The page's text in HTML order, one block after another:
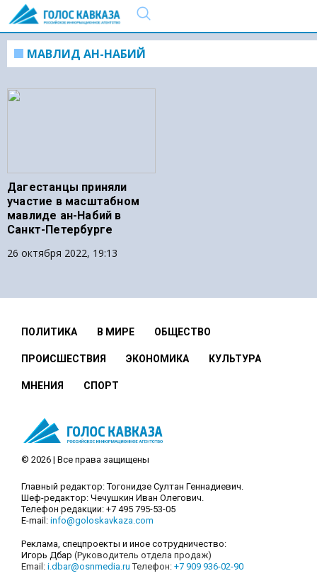
МАВЛИД АН-НАБИЙ
Дагестанцы приняли
участие в масштабном
мавлиде ан-Набий в
Санкт-Петербурге
26 октября 2022, 19:13
ПОЛИТИКА В МИРЕ ОБЩЕСТВО
ПРОИСШЕСТВИЯ ЭКОНОМИКА КУЛЬТУРА
МНЕНИЯ СПОРТ
© 2026 | Все права защищены
Главный редактор: Тогонидзе Султан Геннадиевич.
Шеф-редактор: Чечушкин Иван Олегович.
Телефон редакции: +7 495 795-53-05
E-mail: info@goloskavkaza.com
Реклама, спецпроекты и иное сотрудничество:
Игорь Дбар (Руководитель отдела продаж)
Email: i.dbar@osnmedia.ru Телефон: +7 909 936-02-90